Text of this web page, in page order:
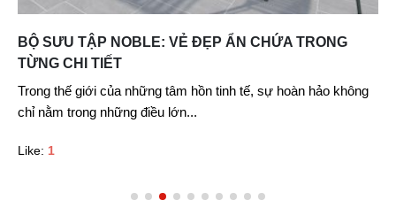
BỘ SƯU TẬP NOBLE: VẺ ĐẸP ẨN CHỨA TRONG
TỪNG CHI TIẾT
Trong thế giới của những tâm hồn tinh tế, sự hoàn hảo không
chỉ nằm trong những điều lớn...
Like: 1